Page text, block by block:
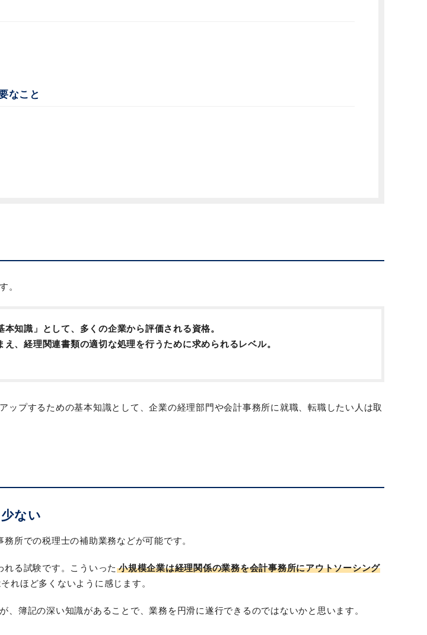
なこと
。
知識」として、多くの企業から評価される資格。
、経理関連書類の適切な処理を行うために求められるレベル。
プするための基本知識として、企業の経理部門や会計事務所に就職、転職したい人は取
ない
所での税理士の補助業務などが可能です。
る試験です。こういった 小規模企業は経理関係の業務を会計事務所にアウトソーシング
れほど多くないように感じます。
簿記の深い知識があることで、業務を円滑に遂行できるのではないかと思います。